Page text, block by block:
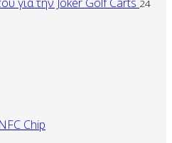
24
Chip